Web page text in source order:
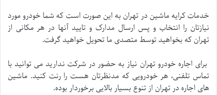
خدمات کرایه ماشین در تهران به این صورت است که شما خودرو مورد
نیازتان را انتخاب و پس ارسال مدارک و تایید آنها در هر مکانی از
تهران که بخواهید توسط متصدی ما تحویل خواهید گرفت.
برای اجاره خودرو تهران نیاز به حضور در شرکت ندارید می توانید با
تماس تلفنی، هر خودرویی که مدنظرتان هست را رنت کنید. ماشین
های اجاره در تهران از تنوع بسیار بالایی برخوردار بوده.